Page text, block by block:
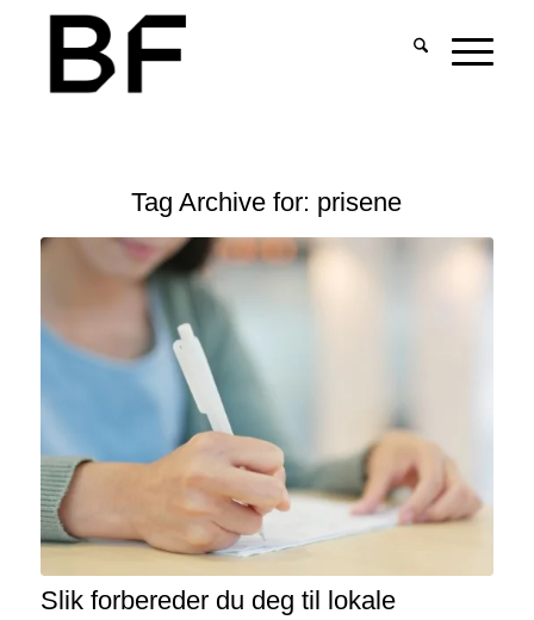
Tag Archive for: prisene
Slik forbereder du deg til lokale